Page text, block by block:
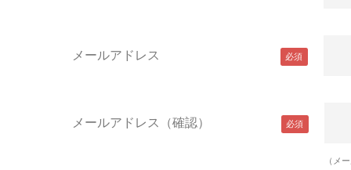
メールアドレス
メールアドレス（確認）
（メ